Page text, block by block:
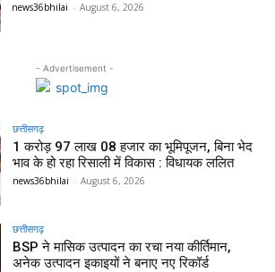
news36bhilai - August 6, 2026
- Advertisement -
छत्तीसगढ़
1 करोड़ 97 लाख 08 हजार का भूमिपूजन, बिना भेद
भाव के हो रहा रिसाली में विकास : विधायक ललित
news36bhilai - August 6, 2026
छत्तीसगढ़
BSP ने मासिक उत्पादन का रचा नया कीर्तिमान,
अनेक उत्पादन इकाइयों ने बनाए नए रिकॉर्ड